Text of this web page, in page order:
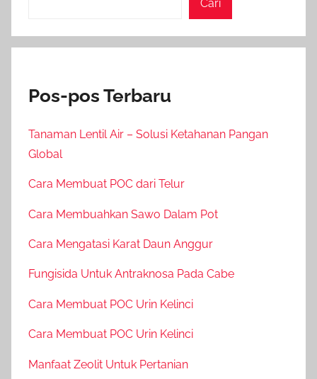
Cari
Pos-pos Terbaru
Tanaman Lentil Air – Solusi Ketahanan Pangan
Global
Cara Membuat POC dari Telur
Cara Membuahkan Sawo Dalam Pot
Cara Mengatasi Karat Daun Anggur
Fungisida Untuk Antraknosa Pada Cabe
Cara Membuat POC Urin Kelinci
Cara Membuat POC Urin Kelinci
Manfaat Zeolit Untuk Pertanian